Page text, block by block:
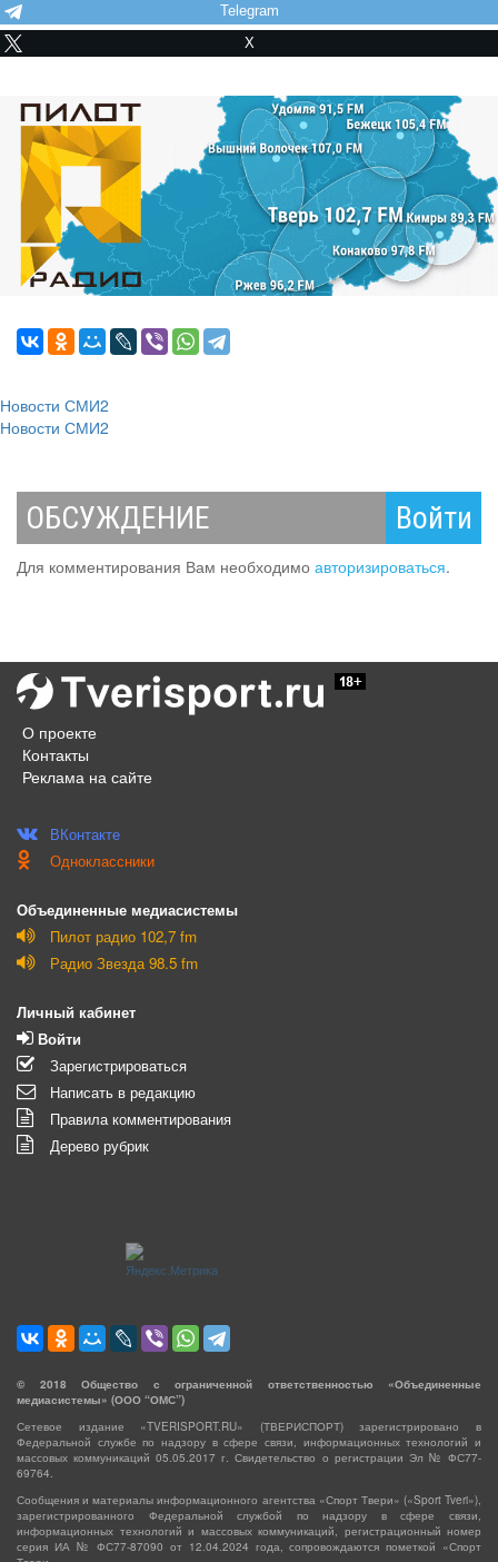
Telegram
X
Новости СМИ2
Новости СМИ2
ОБСУЖДЕНИЕ Войти
Для комментирования Вам необходимо авторизироваться.
О проекте
Контакты
Реклама на сайте
ВКонтакте
Одноклассники
Объединенные медиасистемы
Пилот радио 102,7 fm
Радио Звезда 98.5 fm
Личный кабинет
Войти
Зарегистрироваться
Написать в редакцию
Правила комментирования
Дерево рубрик
© 2018 Общество с ограниченной ответственностью «Объединенные
медиасистемы» (ООО “ОМС”)
Сетевое издание «TVERISPORT.RU» (ТВЕРИСПОРТ) зарегистрировано в
Федеральной службе по надзору в сфере связи, информационных технологий и
массовых коммуникаций 05.05.2017 г. Свидетельство о регистрации Эл № ФС77-
69764.
Сообщения и материалы информационного агентства «Спорт Твери» («Sport Tveri»),
зарегистрированного Федеральной службой по надзору в сфере связи,
информационных технологий и массовых коммуникаций, регистрационный номер
серия ИА № ФС77-87090 от 12.04.2024 года, сопровождаются пометкой «Спорт